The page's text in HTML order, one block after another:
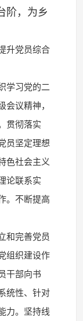
阶，为乡
升党员综合
习党的二
会议精神，
贯彻落实
员坚定理想
色社会主义
论联系实
。不断提高
完善党员
组织建设作
干部向书
统性、针对
力。坚持线